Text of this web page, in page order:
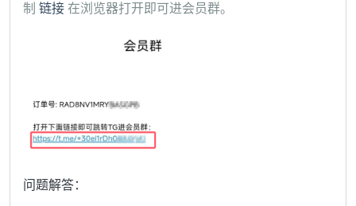
制 链接 在浏览器打开即可进会员群。
问题解答：